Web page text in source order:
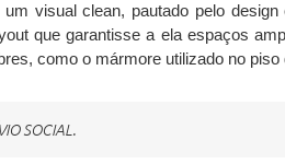
visual clean, pautado pelo design
que garantisse a ela espaços
como o mármore utilizado no piso
SOCIAL.